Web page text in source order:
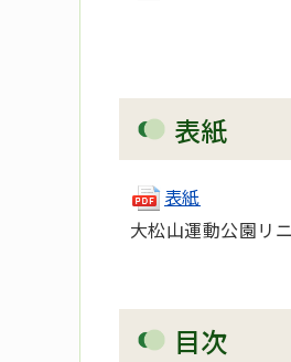
表紙
表紙
大松山運動公園リ
目次